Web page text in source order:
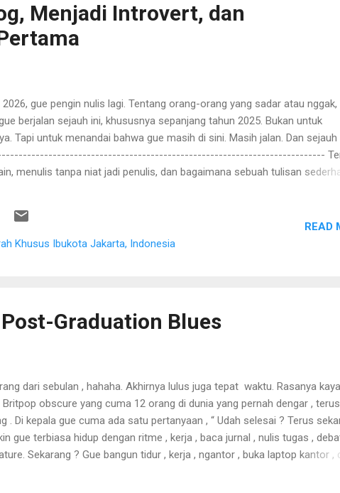
Menjadi Introvert, dan
gue pengin nulis lagi. Tentang orang-orang yang sadar atau nggak,
berjalan sejauh ini, khususnya sepanjang tahun 2025. Bukan untuk
Tapi untuk menandai bahwa gue masih di sini. Masih jalan. Dan sejauh
------------------------------------------------------------------------------
menulis tanpa niat jadi penulis, dan bagaimana sebuah tulisan
tenang buat mikir. Itu pun karena gue tipe orang yang kalau
jelas arah pikirannya. Waktu itu gue banyak baca blog. Salah
gue lupa pertama kali bisa nyasar ke sana dari mana. Mungkin dari
Khusus Ibukota Jakarta, Indonesia
READ
Graduation Blues
dari sebulan , hahaha. Akhirnya lulus juga tepat waktu. Rasanya
obscure yang cuma 12 orang di dunia yang pernah dengar , terus
. Di kepala gue cuma ada satu pertanyaan , “ Udah selesai ? Terus
gue terbiasa hidup dengan ritme , kerja , baca jurnal , nulis tugas ,
Sekarang ? Gue bangun tidur , kerja , ngantor , buka laptop kantor ,
.” Iya , siap menghadapi beban kerja orang lain.Karena setelah